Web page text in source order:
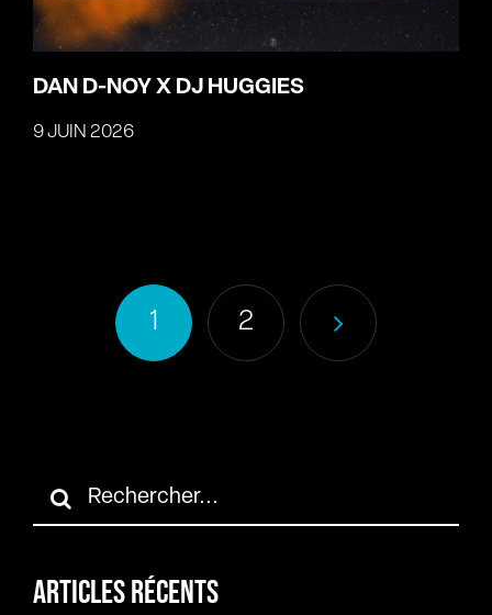
DAN D-NOY X DJ HUGGIES
9 JUIN 2026
1 2
Rechercher:
ARTICLES RÉCENTS